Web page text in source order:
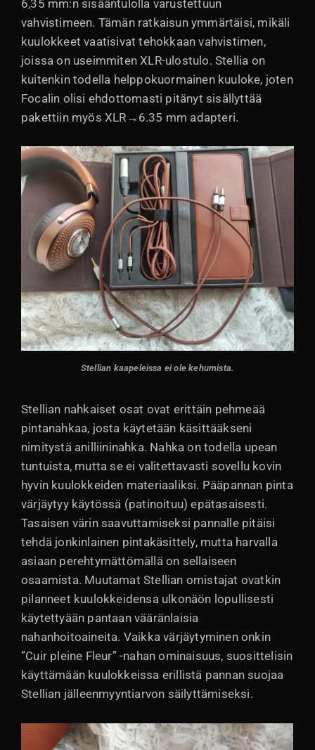
6,35 mm:n sisääntulolla varustettuun
vahvistimeen. Tämän ratkaisun ymmärtäisi, mikäli
kuulokkeet vaatisivat tehokkaan vahvistimen,
joissa on useimmiten XLR-ulostulo. Stellia on
kuitenkin todella helppokuormainen kuuloke, joten
Focalin olisi ehdottomasti pitänyt sisällyttää
pakettiin myös XLR→6.35 mm adapteri.
Stellian kaapeleissa ei ole kehumista.
Stellian nahkaiset osat ovat erittäin pehmeää
pintanahkaa, josta käytetään käsittääkseni
nimitystä anilliininahka. Nahka on todella upean
tuntuista, mutta se ei valitettavasti sovellu kovin
hyvin kuulokkeiden materiaaliksi. Pääpannan pinta
värjäytyy käytössä (patinoituu) epätasaisesti.
Tasaisen värin saavuttamiseksi pannalle pitäisi
tehdä jonkinlainen pintakäsittely, mutta harvalla
asiaan perehtymättömällä on sellaiseen
osaamista. Muutamat Stellian omistajat ovatkin
pilanneet kuulokkeidensa ulkonäön lopullisesti
käytettyään pantaan vääränlaisia
nahanhoitoaineita. Vaikka värjäytyminen onkin
”Cuir pleine Fleur” -nahan ominaisuus, suosittelisin
käyttämään kuulokkeissa erillistä pannan suojaa
Stellian jälleenmyyntiarvon säilyttämiseksi.